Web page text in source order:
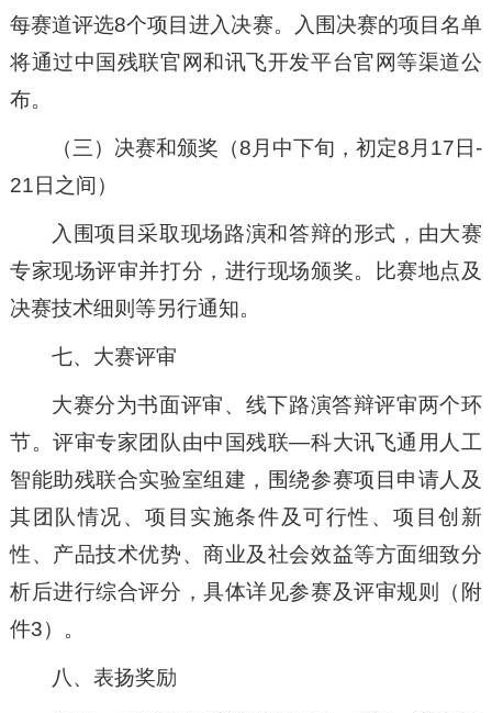
每赛道评选8个项目进入决赛。入围决赛的项目名单
将通过中国残联官网和讯飞开发平台官网等渠道公
布。
（三）决赛和颁奖（8月中下旬，初定8月17日-
21日之间）
入围项目采取现场路演和答辩的形式，由大赛
专家现场评审并打分，进行现场颁奖。比赛地点及
决赛技术细则等另行通知。
七、大赛评审
大赛分为书面评审、线下路演答辩评审两个环
节。评审专家团队由中国残联—科大讯飞通用人工
智能助残联合实验室组建，围绕参赛项目申请人及
其团队情况、项目实施条件及可行性、项目创新
性、产品技术优势、商业及社会效益等方面细致分
析后进行综合评分，具体详见参赛及评审规则（附
件3）。
八、表扬奖励